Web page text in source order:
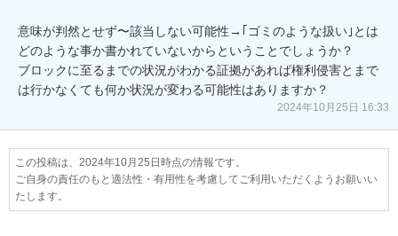
意味が判然とせず〜該当しない可能性→｢ゴミのような扱い｣とは
どのような事か書かれていないからということでしょうか？
ブロックに至るまでの状況がわかる証拠があれば権利侵害とまで
は行かなくても何か状況が変わる可能性はありますか？
2024年10月25日 16:33
この投稿は、2024年10月25日時点の情報です。
ご自身の責任のもと適法性・有用性を考慮してご利用いただくようお願いい
たします。